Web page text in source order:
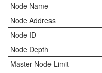
Node Name
Node Address
Node ID
Node Depth
Master Node Limit